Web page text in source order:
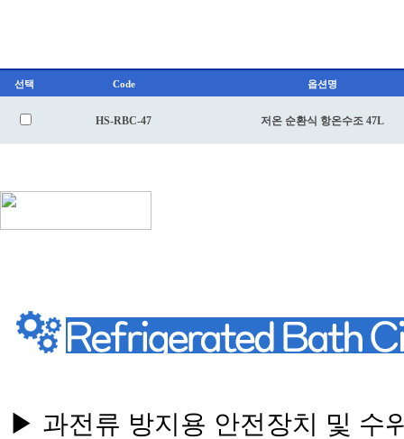
선택 Code 옵션명
HS-RBC-47 저온 순환식 항온수조 47L
▶ 과전류 방지용 안전장치 및 수